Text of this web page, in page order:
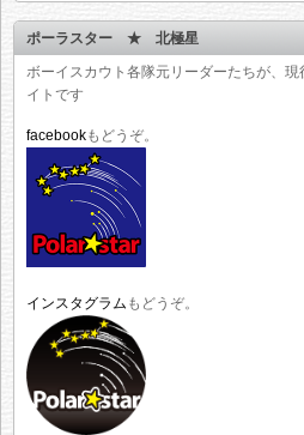
ポーラスター ★ 北極星
ボーイスカウト各隊元リーダーたちが、
イトです
facebookもどうぞ。
インスタグラム もどうぞ。